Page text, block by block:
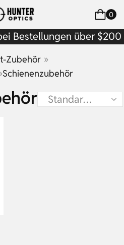
0
Bestellungen über $200
Zubehör »
Schienenzubehör